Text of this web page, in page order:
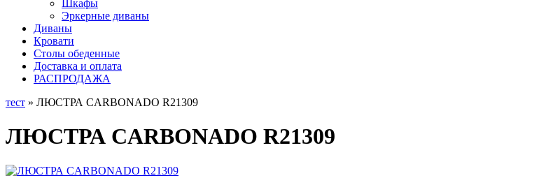
Шкафы
Эркерные диваны
Диваны
Кровати
Столы обеденные
Доставка и оплата
РАСПРОДАЖА
тест » ЛЮСТРА CARBONADO R21309
ЛЮСТРА CARBONADO R21309